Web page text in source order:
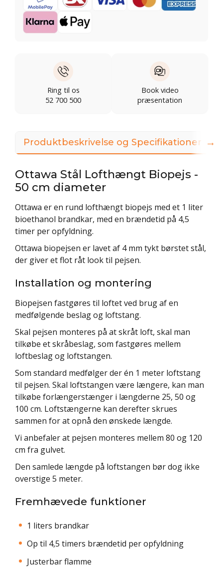
Ring til os
52 700 500
Book video
præsentation
Produktbeskrivelse og Specifikationer
Ottawa Stål Lofthængt Biopejs -
50 cm diameter
Ottawa er en rund lofthængt biopejs med et 1 liter
bioethanol brandkar, med en brændetid på 4,5
timer per opfyldning.
Ottawa biopejsen er lavet af 4 mm tykt børstet stål,
der giver et flot råt look til pejsen.
Installation og montering
Biopejsen fastgøres til loftet ved brug af en
medfølgende beslag og loftstang.
Skal pejsen monteres på at skråt loft, skal man
tilkøbe et skråbeslag, som fastgøres mellem
loftbeslag og loftstangen.
Som standard medfølger der én 1 meter loftstang
til pejsen. Skal loftstangen være længere, kan man
tilkøbe forlængerstænger i længderne 25, 50 og
100 cm. Loftstængerne kan derefter skrues
sammen for at opnå den ønskede længde.
Vi anbefaler at pejsen monteres mellem 80 og 120
cm fra gulvet.
Den samlede længde på loftstangen bør dog ikke
overstige 5 meter.
Fremhævede funktioner
1 liters brandkar
Op til 4,5 timers brændetid per opfyldning
Justerbar flamme
→